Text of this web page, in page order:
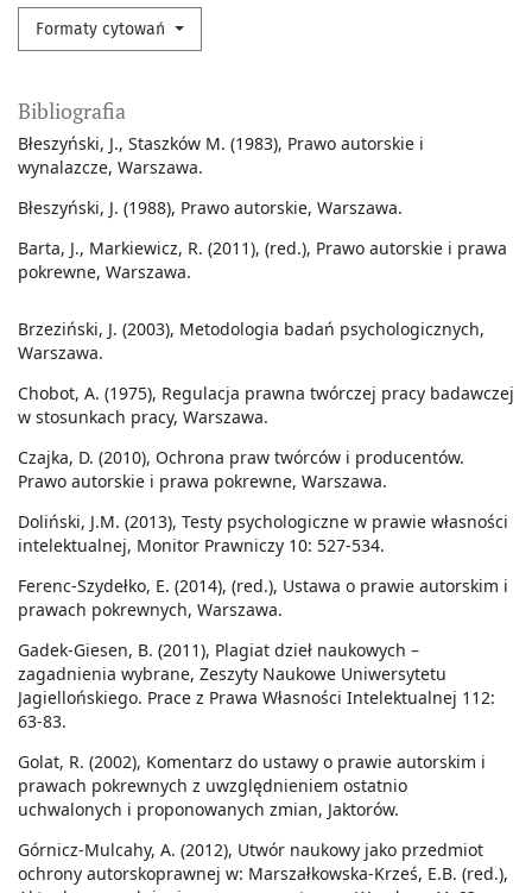
Formaty cytowań
Bibliografia
Błeszyński, J., Staszków M. (1983), Prawo autorskie i
wynalazcze, Warszawa.
Błeszyński, J. (1988), Prawo autorskie, Warszawa.
Barta, J., Markiewicz, R. (2011), (red.), Prawo autorskie i prawa
pokrewne, Warszawa.
Brzeziński, J. (2003), Metodologia badań psychologicznych,
Warszawa.
Chobot, A. (1975), Regulacja prawna twórczej pracy badawczej
w stosunkach pracy, Warszawa.
Czajka, D. (2010), Ochrona praw twórców i producentów.
Prawo autorskie i prawa pokrewne, Warszawa.
Doliński, J.M. (2013), Testy psychologiczne w prawie własności
intelektualnej, Monitor Prawniczy 10: 527-534.
Ferenc-Szydełko, E. (2014), (red.), Ustawa o prawie autorskim i
prawach pokrewnych, Warszawa.
Gadek-Giesen, B. (2011), Plagiat dzieł naukowych –
zagadnienia wybrane, Zeszyty Naukowe Uniwersytetu
Jagiellońskiego. Prace z Prawa Własności Intelektualnej 112:
63-83.
Golat, R. (2002), Komentarz do ustawy o prawie autorskim i
prawach pokrewnych z uwzględnieniem ostatnio
uchwalonych i proponowanych zmian, Jaktorów.
Górnicz-Mulcahy, A. (2012), Utwór naukowy jako przedmiot
ochrony autorskoprawnej w: Marszałkowska-Krześ, E.B. (red.),